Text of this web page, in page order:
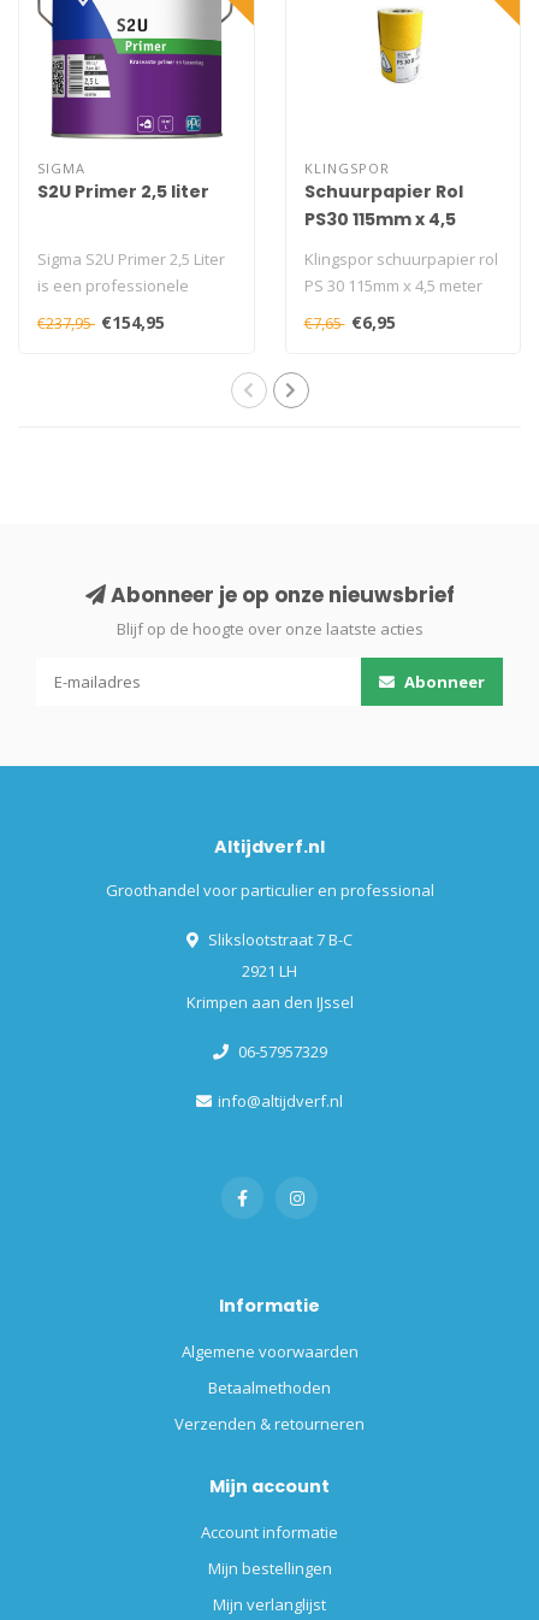
SIGMA
S2U Primer 2,5 liter
Sigma S2U Primer 2,5 Liter
is een professionele
grondverf voor buiten met
hoge d..
€237,95 €154,95
KLINGSPOR
Schuurpapier Rol
PS30 115mm x 4,5
Klingspor schuurpapier rol
PS 30 115mm x 4,5 meter
voor strak handmatig
schuren ..
€7,65 €6,95
Abonneer je op onze nieuwsbrief
Blijf op de hoogte over onze laatste acties
Abonneer
Altijdverf.nl
Groothandel voor particulier en professional
Slikslootstraat 7 B-C
2921 LH
Krimpen aan den IJssel
06-57957329
info@altijdverf.nl
Informatie
Algemene voorwaarden
Betaalmethoden
Verzenden & retourneren
Mijn account
Account informatie
Mijn bestellingen
Mijn verlanglijst